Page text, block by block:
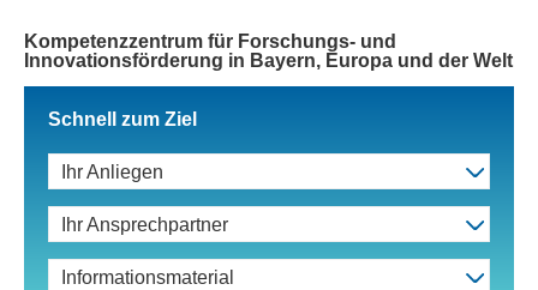
Kompetenzzentrum für Forschungs- und
Innovationsförderung in Bayern, Europa und der Welt
Schnell zum Ziel
Ihr Anliegen
Ihr Ansprechpartner
Informationsmaterial